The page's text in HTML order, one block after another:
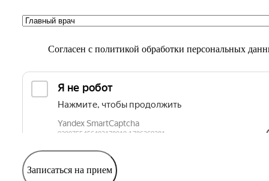
Согласен с политикой обработки персональных
Записаться на прием